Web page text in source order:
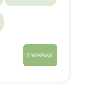
In winkelwagen